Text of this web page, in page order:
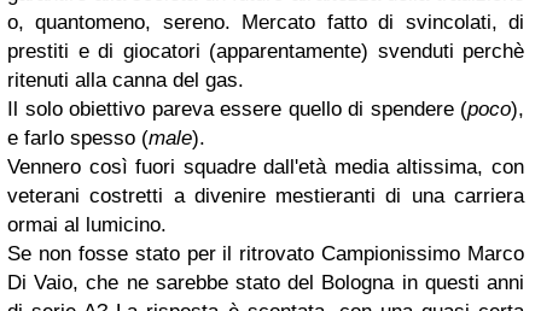
o, quantomeno, sereno. Mercato fatto di svincolati, di
prestiti e di giocatori (apparentamente) svenduti perchè
ritenuti alla canna del gas.
Il solo obiettivo pareva essere quello di spendere (poco),
e farlo spesso (male).
Vennero così fuori squadre dall'età media altissima, con
veterani costretti a divenire mestieranti di una carriera
ormai al lumicino.
Se non fosse stato per il ritrovato Campionissimo Marco
Di Vaio, che ne sarebbe stato del Bologna in questi anni